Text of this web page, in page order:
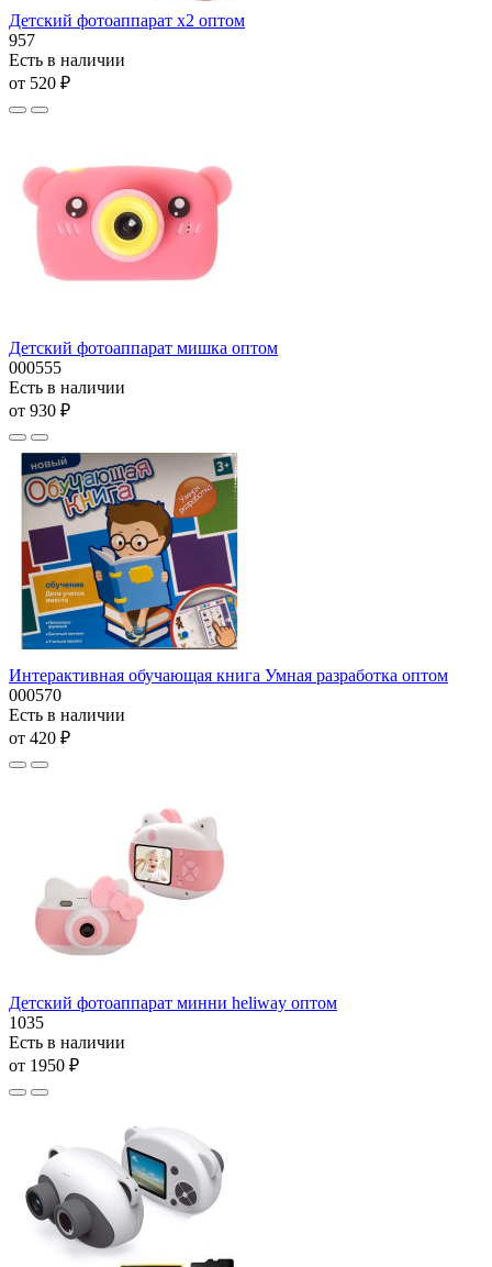
Детский фотоаппарат x2 оптом
957
Есть в наличии
от 520 ₽
Детский фотоаппарат мишка оптом
000555
Есть в наличии
от 930 ₽
Интерактивная обучающая книга Умная разработка оптом
000570
Есть в наличии
от 420 ₽
Детский фотоаппарат минни heliway оптом
1035
Есть в наличии
от 1950 ₽